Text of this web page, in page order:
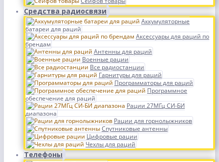
Средства радиосвязи
Аккумуляторные
батареи для раций
Аксессуары для раций по
брендам
Антенны для раций
Военные рации
Все радиостанции
Гарнитуры для раций
Программаторы для раций
Программное
обеспечение для раций
Рации 27МГц СИ-БИ
диапазона
Рации для горнолыжников
Спутниковые антенны
Цифровые рации
Чехлы для раций
Телефоны